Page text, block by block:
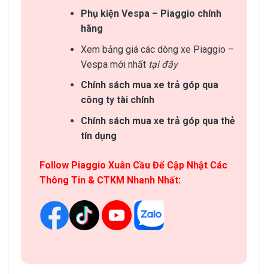
Phụ kiện Vespa – Piaggio chính
hãng
Xem bảng giá các dòng xe Piaggio –
Vespa mới nhất tại đây
Chính sách mua xe trả góp qua
công ty tài chính
Chính sách mua xe trả góp qua thẻ
tín dụng
Follow Piaggio Xuân Cầu Để Cập Nhật Các
Thông Tin & CTKM Nhanh Nhất: